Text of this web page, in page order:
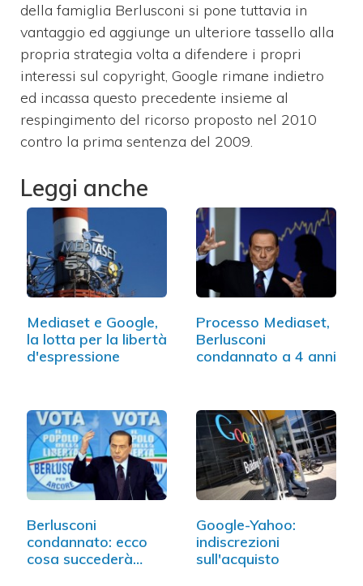
della famiglia Berlusconi si pone tuttavia in
vantaggio ed aggiunge un ulteriore tassello alla
propria strategia volta a difendere i propri
interessi sul copyright, Google rimane indietro
ed incassa questo precedente insieme al
respingimento del ricorso proposto nel 2010
contro la prima sentenza del 2009.
Leggi anche
Mediaset e Google,
la lotta per la libertà
d'espressione
Processo Mediaset,
Berlusconi
condannato a 4 anni
Berlusconi
condannato: ecco
cosa succederà
Google-Yahoo:
indiscrezioni
sull'acquisto